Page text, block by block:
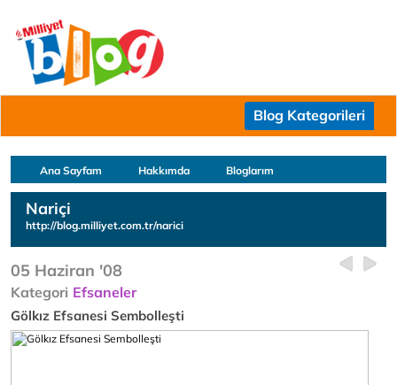
Blog Kategorileri
Ana Sayfam Hakkımda Bloglarım
Nariçi
http://blog.milliyet.com.tr/narici
05 Haziran '08
Kategori Efsaneler
Gölkız Efsanesi Sembolleşti